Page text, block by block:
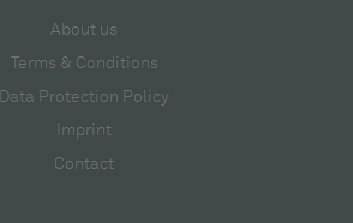
About us
Terms & Conditions
Data Protection Policy
Imprint
Contact